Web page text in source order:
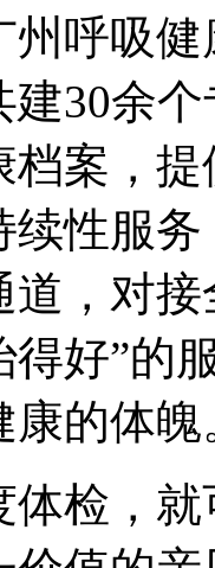
州呼吸
建30余
档案，
续性服
，对
好”的
康的体魄
体检，